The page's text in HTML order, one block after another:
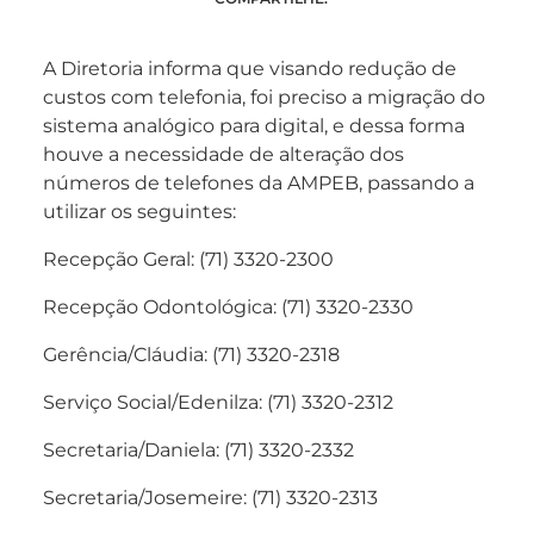
A Diretoria informa que visando redução de
custos com telefonia, foi preciso a migração do
sistema analógico para digital, e dessa forma
houve a necessidade de alteração dos
números de telefones da AMPEB, passando a
utilizar os seguintes:
Recepção Geral: (71) 3320-2300
Recepção Odontológica: (71) 3320-2330
Gerência/Cláudia: (71) 3320-2318
Serviço Social/Edenilza: (71) 3320-2312
Secretaria/Daniela: (71) 3320-2332
Secretaria/Josemeire: (71) 3320-2313